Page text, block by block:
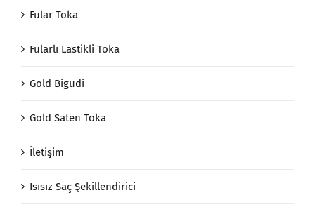
Fular Toka
Fularlı Lastikli Toka
Gold Bigudi
Gold Saten Toka
İletişim
Isısız Saç Şekillendirici